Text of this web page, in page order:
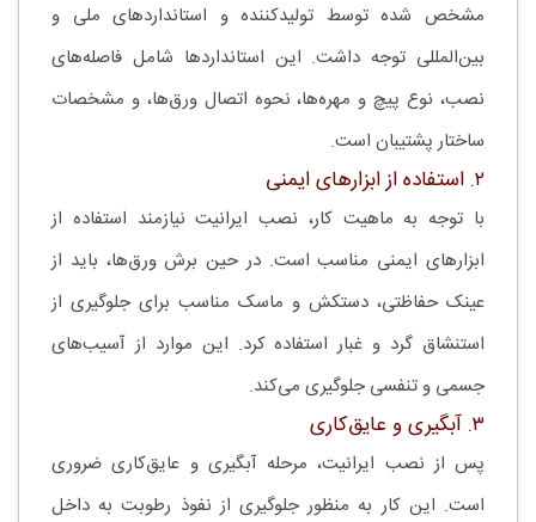
مشخص شده توسط تولیدکننده و استانداردهای ملی و
بین‌المللی توجه داشت. این استانداردها شامل فاصله‌های
نصب، نوع پیچ و مهره‌ها، نحوه اتصال ورق‌ها، و مشخصات
ساختار پشتیبان است.
۲. استفاده از ابزارهای ایمنی
با توجه به ماهیت کار، نصب ایرانیت نیازمند استفاده از
ابزارهای ایمنی مناسب است. در حین برش ورق‌ها، باید از
عینک حفاظتی، دستکش و ماسک مناسب برای جلوگیری از
استنشاق گرد و غبار استفاده کرد. این موارد از آسیب‌های
جسمی و تنفسی جلوگیری می‌کند.
۳. آبگیری و عایق‌کاری
پس از نصب ایرانیت، مرحله آبگیری و عایق‌کاری ضروری
است. این کار به منظور جلوگیری از نفوذ رطوبت به داخل